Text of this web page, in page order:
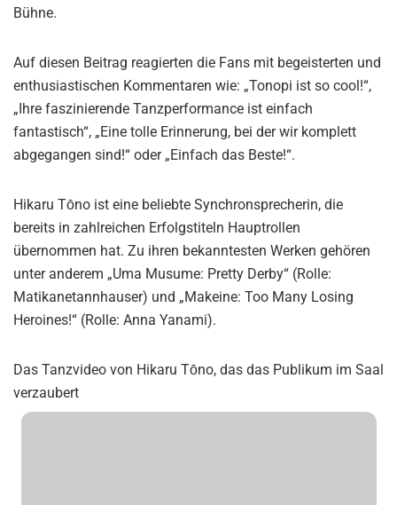
Bühne.
Auf diesen Beitrag reagierten die Fans mit begeisterten und
enthusiastischen Kommentaren wie: „Tonopi ist so cool!“,
„Ihre faszinierende Tanzperformance ist einfach
fantastisch“, „Eine tolle Erinnerung, bei der wir komplett
abgegangen sind!“ oder „Einfach das Beste!“.
Hikaru Tōno ist eine beliebte Synchronsprecherin, die
bereits in zahlreichen Erfolgstiteln Hauptrollen
übernommen hat. Zu ihren bekanntesten Werken gehören
unter anderem „Uma Musume: Pretty Derby“ (Rolle:
Matikanetannhauser) und „Makeine: Too Many Losing
Heroines!“ (Rolle: Anna Yanami).
Das Tanzvideo von Hikaru Tōno, das das Publikum im Saal
verzaubert